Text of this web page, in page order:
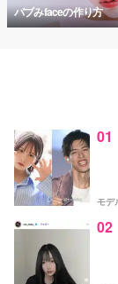
バブみfaceの作り方
01
モデ
02